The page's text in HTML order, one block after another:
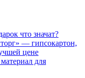
что значат?
— гипсокартон,
цене
для